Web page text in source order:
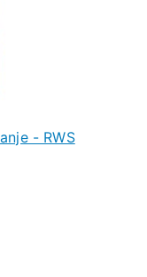
- RWS